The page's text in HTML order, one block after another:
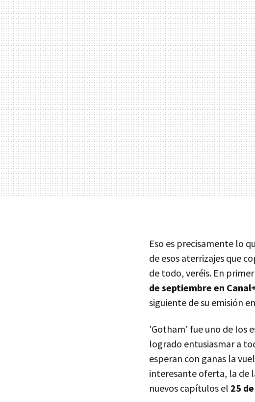
Eso es precisamente lo
de esos aterrizajes que
de todo, veréis. En
de septiembre en
siguiente de su emisión
'Gotham' fue uno de los
logrado entusiasmar a
esperan con ganas la
interesante oferta, la de
nuevos capítulos el 25